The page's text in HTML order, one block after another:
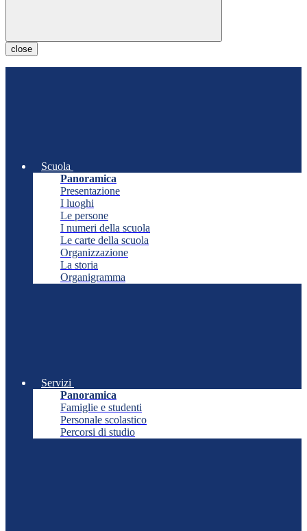
close
Scuola
Panoramica
Presentazione
I luoghi
Le persone
I numeri della scuola
Le carte della scuola
Organizzazione
La storia
Organigramma
Servizi
Panoramica
Famiglie e studenti
Personale scolastico
Percorsi di studio